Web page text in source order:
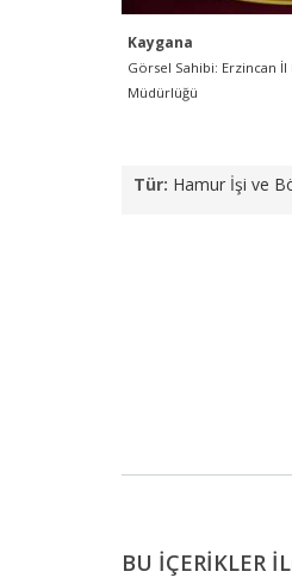
Kaygana
Görsel Sahibi: Erzincan
Müdürlüğü
Tür: Hamur İşi ve
BU İÇERİKLER